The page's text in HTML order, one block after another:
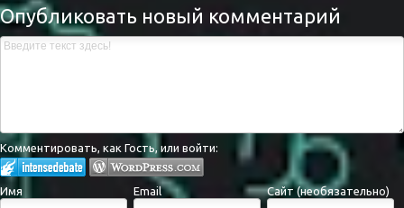
Опубликовать новый комментарий
Комментировать, как Гость, или войти:
Имя Email Сайт (необязательно)